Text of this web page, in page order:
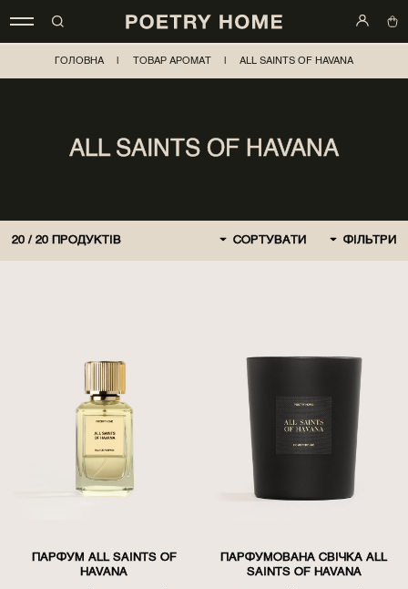
ГОЛОВНА ТОВАР АРОМАТ ALL SAINTS OF HAVANA
ALL SAINTS OF HAVANA
20 / 20 ПРОДУКТІВ СОРТУВАТИ ФІЛЬТРИ
ПАРФУМ ALL SAINTS OF
HAVANA
ПАРФУМОВАНА СВІЧКА ALL
SAINTS OF HAVANA